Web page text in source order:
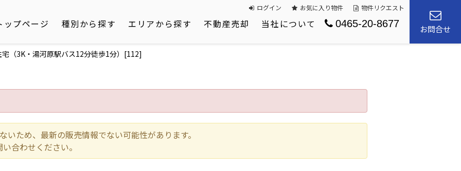
ログイン お気に入り物件 物件リクエスト
ップページ 種別から探す エリアから探す 不動産売却 当社について 0465-20-8677 お問合せ
（3K・湯河原駅バス12分徒歩1分）[112]
ため、最新の販売情報でない可能性があります。
合わせください。